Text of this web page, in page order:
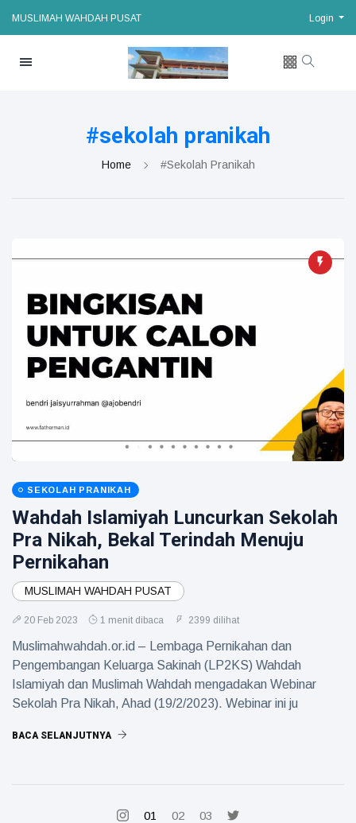
MUSLIMAH WAHDAH PUSAT Login
#sekolah pranikah
Home #sekolah Pranikah
SEKOLAH PRANIKAH
Wahdah Islamiyah Luncurkan Sekolah
Pra Nikah, Bekal Terindah Menuju
Pernikahan
MUSLIMAH WAHDAH PUSAT
20 Feb 2023 1 menit dibaca 2399 dilihat
Muslimahwahdah.or.id – Lembaga Pernikahan dan
Pengembangan Keluarga Sakinah (LP2KS) Wahdah
Islamiyah dan Muslimah Wahdah mengadakan Webinar
Sekolah Pra Nikah, Ahad (19/2/2023). Webinar ini ju
BACA SELANJUTNYA
01 02 03